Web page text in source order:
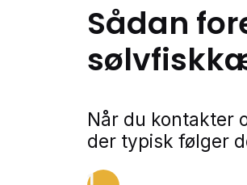
Sådan
Når du kontakter
der typisk følger
1